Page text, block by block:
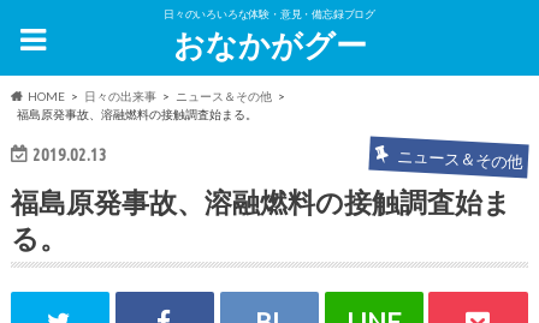
日々のいろいろな体験・意見・備忘録ブログ
おなかがグー
HOME 日々の出来事
ニュース＆その他
福島原発事故、溶融燃料の接触調査始まる。
2019.02.13 ニュース＆その他
福島原発事故、溶融燃料の接触調査始ま
る。